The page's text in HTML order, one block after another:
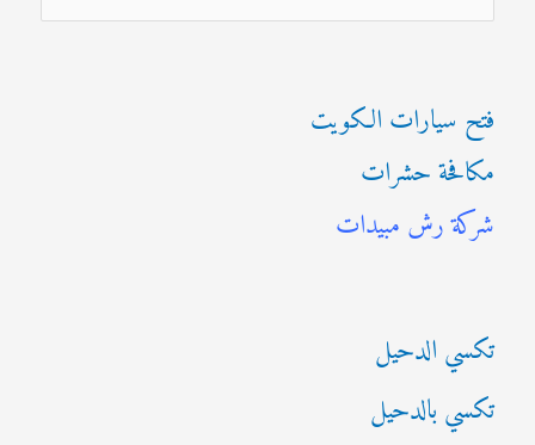
ل
ح
ث
ع
:
فتح سيارات الكويت
مكافحة حشرات
شركة رش مبيدات
تكسي الدحيل
تكسي بالدحيل